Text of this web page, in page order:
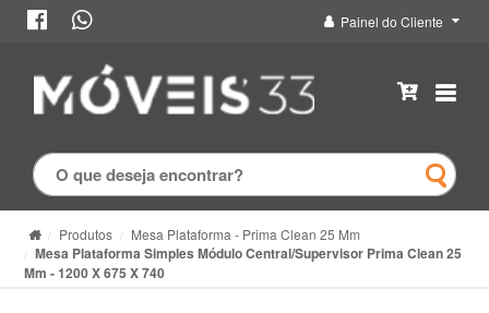
Painel do Cliente
Produtos Mesa Plataforma - Prima Clean 25 Mm
Mesa Plataforma Simples Módulo Central/Supervisor Prima Clean 25
Mm - 1200 X 675 X 740